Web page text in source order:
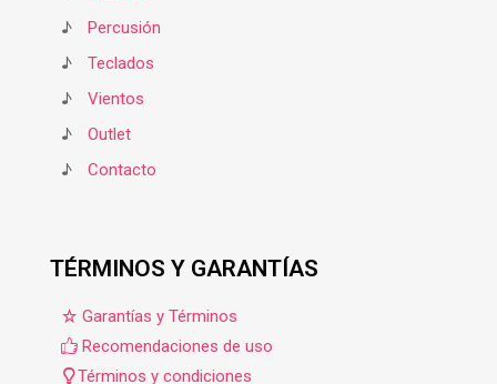
♪
Percusión
♪
Teclados
♪
Vientos
♪
Outlet
♪
Contacto
TÉRMINOS Y GARANTÍAS
Garantías y Términos
Recomendaciones de uso
Términos y condiciones